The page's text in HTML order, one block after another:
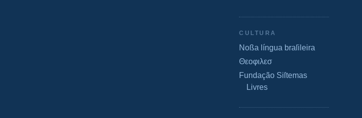
CULTURA
Noßa língua braſileira
Θεοφιλεσ
Fundação Siſtemas
Livres